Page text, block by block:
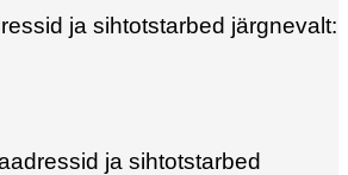
ja sihtotstarbed järgnevalt:
ja sihtotstarbed